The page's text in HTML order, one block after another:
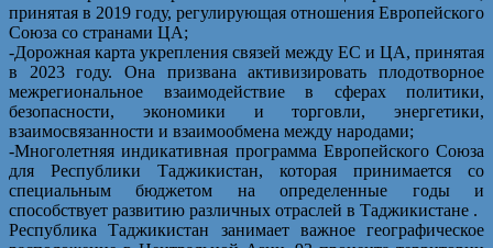
принятая в 2019 году, регулирующая отношения Европейского
Союза со странами ЦА;
-Дорожная карта укрепления связей между ЕС и ЦА, принятая
в 2023 году. Она призвана активизировать плодотворное
межрегиональное взаимодействие в сферах политики,
безопасности, экономики и торговли, энергетики,
взаимосвязанности и взаимообмена между народами;
-Многолетняя индикативная программа Европейского Союза
для Республики Таджикистан, которая принимается со
специальным бюджетом на определенные годы и
способствует развитию различных отраслей в Таджикистане .
Республика Таджикистан занимает важное географическое